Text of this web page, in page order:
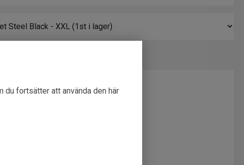
du fortsätter att använda den här